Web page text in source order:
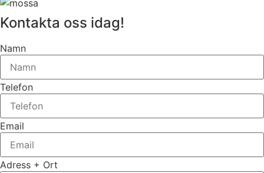
Kontakta oss idag!
Namn
Telefon
Email
Adress + Ort